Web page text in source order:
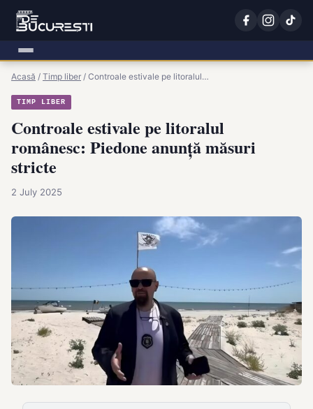
Acasă / Timp liber / Controale estivale pe litoralul…
TIMP LIBER
Controale estivale pe litoralul
românesc: Piedone anunță măsuri
stricte
2 July 2025